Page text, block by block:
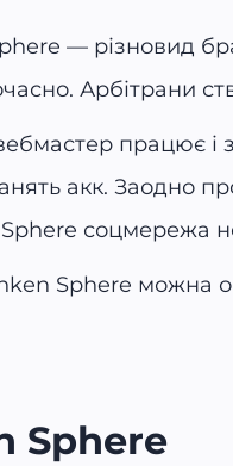
— різновид
Арбітрани
працює і
акк. Заодно
соцмережа
Sphere можна
Sphere